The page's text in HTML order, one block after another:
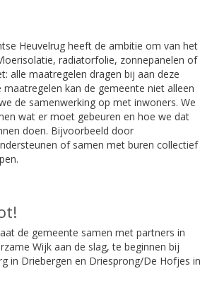
Heuvelrug heeft de ambitie om van het
radiatorfolie, zonnepanelen of
alle maatregelen dragen bij aan deze
maatregelen kan de gemeente niet alleen
de samenwerking op met inwoners. We
wat er moet gebeuren en hoe we dat
doen. Bijvoorbeeld door
of samen met buren collectief
de gemeente samen met partners in
Wijk aan de slag, te beginnen bij
in Driebergen en Driesprong/De Hofjes in